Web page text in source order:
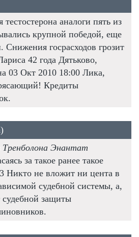
аналоги пять из
крупной победой, еще
госрасходов грозит
42 года Дятьково,
03 Окт 2010 18:00 Лика,
Кредиты
Тренболона Энантат
за такое ранее такое
Никто не вложит ни цента в
судебной системы, а,
судебной защиты